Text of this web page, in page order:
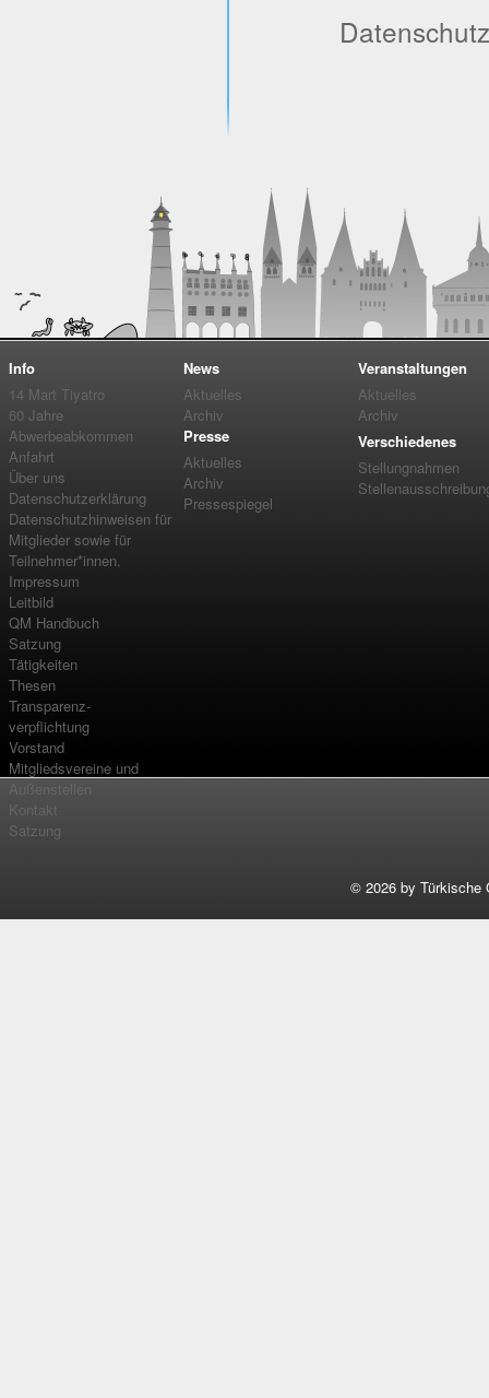
Info
14 Mart Tiyatro
60 Jahre
Abwerbeabkommen
Anfahrt
Über uns
Datenschutzerklärung
Datenschutzhinweisen für
Mitglieder sowie für
Teilnehmer*innen.
Impressum
Leitbild
QM Handbuch
Satzung
Tätigkeiten
Thesen
Transparenz-
verpflichtung
Vorstand
Mitgliedsvereine und
Außenstellen
Kontakt
Satzung
News
Aktuelles
Archiv
Presse
Aktuelles
Archiv
Pressespiegel
Veranstaltungen
Aktuelles
Archiv
Verschiedenes
Stellungnahmen
© 2026 by Türkische